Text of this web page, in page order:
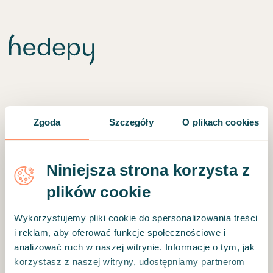
Zgoda Szczegóły O plikach cookies
Niniejsza strona korzysta z
plików cookie
Wykorzystujemy pliki cookie do spersonalizowania treści
i reklam, aby oferować funkcje społecznościowe i
analizować ruch w naszej witrynie. Informacje o tym, jak
korzystasz z naszej witryny, udostępniamy partnerom
Coś poszło nie tak. 🛠